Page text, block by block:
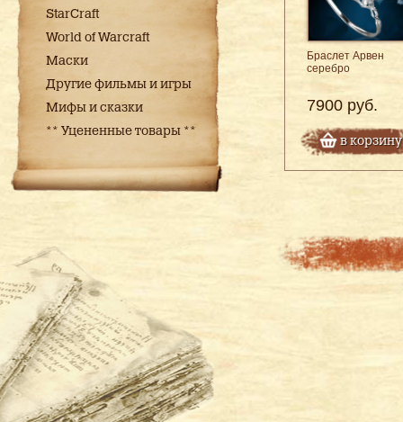
StarCraft
World of Warcraft
Маски
Другие фильмы и игры
Мифы и сказки
** Уцененные товары **
Браслет Арвен
серебро
7900 руб.
в корзину